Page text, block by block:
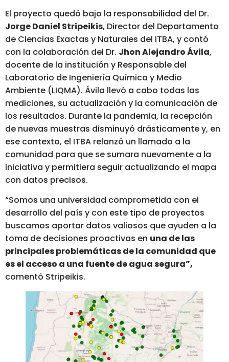
El proyecto quedó bajo la responsabilidad del Dr.
Jorge Daniel Stripeikis, Director del Departamento
de Ciencias Exactas y Naturales del ITBA, y contó
con la colaboración del Dr. Jhon Alejandro Ávila,
docente de la institución y Responsable del
Laboratorio de Ingeniería Química y Medio
Ambiente (LIQMA). Ávila llevó a cabo todas las
mediciones, su actualización y la comunicación de
los resultados. Durante la pandemia, la recepción
de nuevas muestras disminuyó drásticamente y, en
ese contexto, el ITBA relanzó un llamado a la
comunidad para que se sumara nuevamente a la
iniciativa y permitiera seguir actualizando el mapa
con datos precisos.
“Somos una universidad comprometida con el
desarrollo del país y con este tipo de proyectos
buscamos aportar datos valiosos que ayuden a la
toma de decisiones proactivas en una de las
principales problemáticas de la comunidad que
es el acceso a una fuente de agua segura”,
comentó Stripeikis.